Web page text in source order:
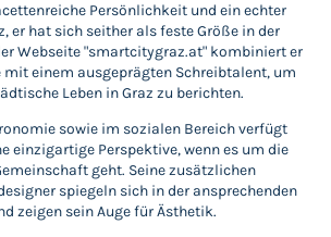
Persönlichkeit und ein echter
er hat sich seither als feste Größe in der
Webseite "smartcitygraz.at" kombiniert er
einem ausgeprägten Schreibtalent, um
Leben in Graz zu berichten.
sowie im sozialen Bereich verfügt
einzigartige Perspektive, wenn es um die
geht. Seine zusätzlichen
spiegeln sich in der ansprechenden
zeigen sein Auge für Ästhetik.